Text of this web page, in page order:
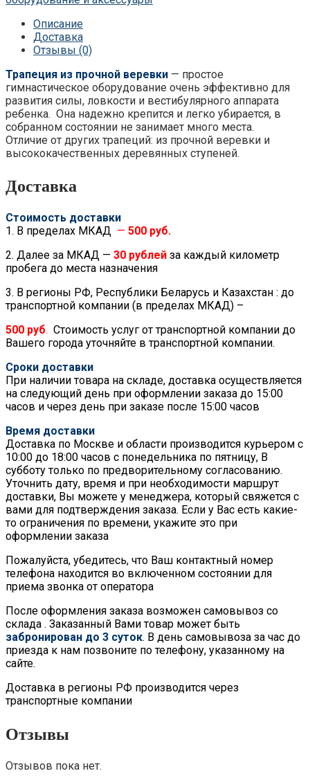
Описание
Доставка
Отзывы (0)
Трапеция из прочной веревки — простое
гимнастическое оборудование очень эффективно для
развития силы, ловкости и вестибулярного аппарата
ребенка. Она надежно крепится и легко убирается, в
собранном состоянии не занимает много места.
Отличие от других трапеций: из прочной веревки и
высококачественных деревянных ступеней.
Доставка
Стоимость доставки
1. В пределах МКАД — 500 руб.
2. Далее за МКАД — 30 рублей за каждый километр
пробега до места назначения
3. В регионы РФ, Республики Беларусь и Казахстан : до
транспортной компании (в пределах МКАД) –
500 руб. Стоимость услуг от транспортной компании до
Вашего города уточняйте в транспортной компании.
Сроки доставки
При наличии товара на складе, доставка осуществляется
на следующий день при оформлении заказа до 15:00
часов и через день при заказе после 15:00 часов
Время доставки
Доставка по Москве и области производится курьером с
10:00 до 18:00 часов с понедельника по пятницу, В
субботу только по предворительному согласованию.
Уточнить дату, время и при необходимости маршрут
доставки, Вы можете у менеджера, который свяжется с
вами для подтверждения заказа. Если у Вас есть какие-
то ограничения по времени, укажите это при
оформлении заказа
Пожалуйста, убедитесь, что Ваш контактный номер
телефона находится во включенном состоянии для
приема звонка от оператора
После оформления заказа возможен самовывоз со
склада . Заказанный Вами товар может быть
забронирован до 3 суток. В день самовывоза за час до
приезда к нам позвоните по телефону, указанному на
сайте.
Доставка в регионы РФ производится через
транспортные компании
Отзывы
Отзывов пока нет.